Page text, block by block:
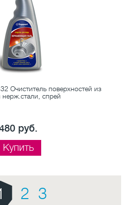
Очиститель поверхностей из
спрей
руб.
Купить
2 3